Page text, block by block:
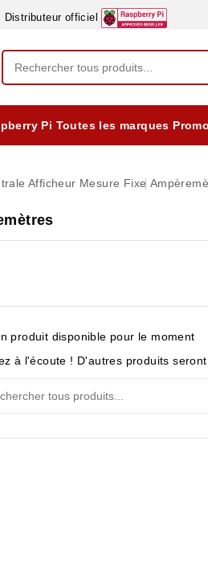
officiel
Pi Toutes les marques
Afficheur Mesure Fixe
produit disponible pour le moment
à l'écoute ! D'autres produits